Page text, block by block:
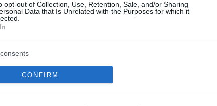
opt-out of Collection, Use, Retention, Sale, and/or Sharing
Data that Is Unrelated with the Purposes for which it
CONFIRM